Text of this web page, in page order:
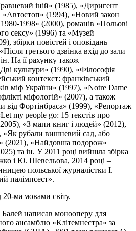
іній» (1985), «Диригент
«Автостоп» (1994), «Новий закон
1998» (2000), романів «Польові
сексу» (1996) та «Музей
збірки повістей і оповідань
третього дзвінка вхід до зали
На її рахунку також
культури» (1990), «Філософія
контекст: франківський
міф України» (1997), «Notre Dame
міфологій» (2007), а також
від Фортінбраса» (1999), «Репортаж
my people go: 15 текстів про
«З мапи книг і людей» (2012),
рубали вишневий сад, або
(2021), «Найдовша подорож»
та ін. У 2011 році вийшла збірка
і Ю. Шевельова, 2014 році –
польської журналістки І.
палімпсест».
ма мовами світу.
написав монооперу для
ансамблю «Клітемнестра» за